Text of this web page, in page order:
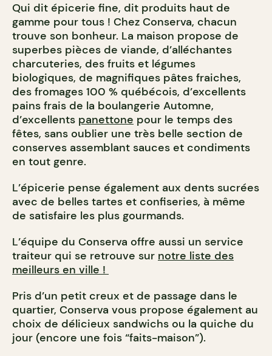
Qui dit épicerie fine, dit produits haut de
gamme pour tous ! Chez Conserva, chacun
trouve son bonheur. La maison propose de
superbes pièces de viande, d’alléchantes
charcuteries, des fruits et légumes
biologiques, de magnifiques pâtes fraiches,
des fromages 100 % québécois, d’excellents
pains frais de la boulangerie Automne,
d’excellents panettone pour le temps des
fêtes, sans oublier une très belle section de
conserves assemblant sauces et condiments
en tout genre.
L’épicerie pense également aux dents sucrées
avec de belles tartes et confiseries, à même
de satisfaire les plus gourmands.
L’équipe du Conserva offre aussi un service
traiteur qui se retrouve sur notre liste des
meilleurs en ville !
Pris d’un petit creux et de passage dans le
quartier, Conserva vous propose également au
choix de délicieux sandwichs ou la quiche du
jour (encore une fois “faits-maison”).